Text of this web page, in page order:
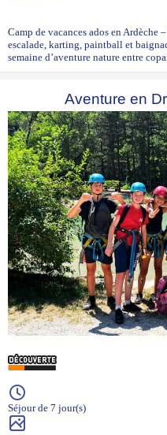
Camp de vacances ados en Ardèche
escalade, karting, paintball et
semaine d’aventure nature entre
Aventure en
Séjour de 7 jour(s)